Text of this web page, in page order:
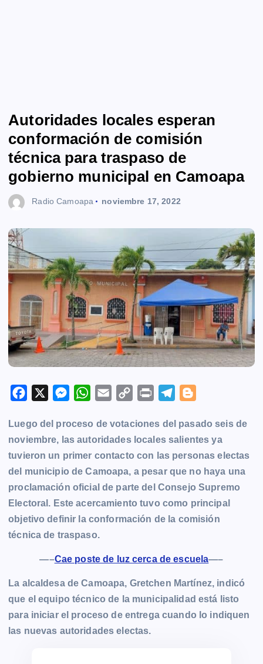
Autoridades locales esperan
conformación de comisión
técnica para traspaso de
gobierno municipal en Camoapa
Radio Camoapa noviembre 17, 2022
c
e
b
o
o
k
M
s
s
e
n
g
e
r
W
a
t
s
A
p
p
a
i
l
C
p
y
L
i
n
k
i
n
l
e
g
r
a
m
o
g
g
e
r
Luego del proceso de votaciones del pasado seis de
noviembre, las autoridades locales salientes ya
tuvieron un primer contacto con las personas electas
del municipio de Camoapa, a pesar que no haya una
proclamación oficial de parte del Consejo Supremo
Electoral. Este acercamiento tuvo como principal
objetivo definir la conformación de la comisión
técnica de traspaso.
—–Cae poste de luz cerca de escuela—–
La alcaldesa de Camoapa, Gretchen Martínez, indicó
que el equipo técnico de la municipalidad está listo
para iniciar el proceso de entrega cuando lo indiquen
las nuevas autoridades electas.